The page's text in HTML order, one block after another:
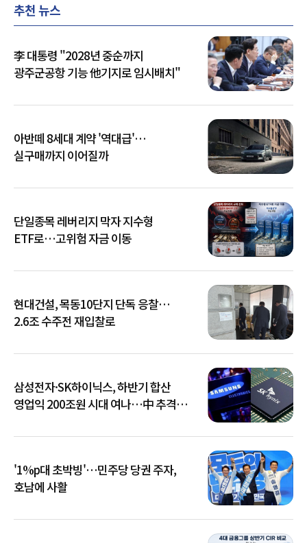
추천 뉴스
李 대통령 "2028년 중순까지
광주군공항 기능 他기지로 임시배치"
아반떼 8세대 계약 '역대급'…
실구매까지 이어질까
단일종목 레버리지 막자 지수형
ETF로…고위험 자금 이동
현대건설, 목동10단지 단독 응찰…
2.6조 수주전 재입찰로
삼성전자·SK하이닉스, 하반기 합산
영업익 200조원 시대 여나…中 추격은
'1%p대 초박빙'…민주당 당권 주자,
호남에 사활